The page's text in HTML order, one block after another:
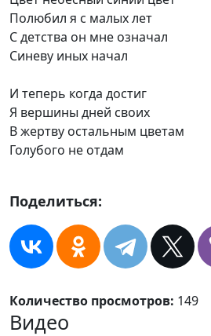
Полюбил я с малых лет
С детства он мне означал
Синеву иных начал
И теперь когда достиг
Я вершины дней своих
В жертву остальным цветам
Голубого не отдам
Поделиться:
Количество просмотров: 149
Видео